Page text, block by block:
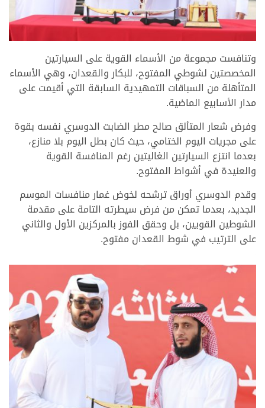
وتنافست مجموعة من الأسماء القوية على السيارتين
المخصصتين لشوطي المفتوح، للبكار والقعدان، وهي الأسماء
المتأهلة من السباقات التمهيدية السابقة التي أقيمت على
مدار الأسابيع الماضية.
وفرض شعار المتألق صالح مطر الضابت الدوسري نفسه بقوة
على مجريات اليوم الختامي، حيث كان بطل اليوم بلا منازع،
بعدما انتزع السيارتين الغاليتين رغم المنافسة القوية
والعنيدة في أشواط المفتوح.
وقدم الدوسري أوراق ترشحه لخوض غمار منافسات الموسم
الجديد، بعدما تمكن من فرض سيطرته التامة على مقدمة
الشوطين القويين، بل وحقق الفوز بالمركزين الأول والثاني
على الترتيب في شوط القعدان مفتوح.